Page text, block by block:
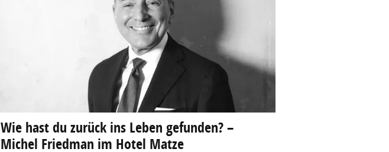
Wie hast du zurück ins Leben gefunden? –
Michel Friedman im Hotel Matze